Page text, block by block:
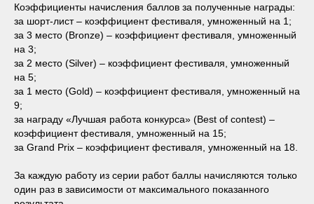
Коэффициенты начисления баллов за полученные награды:
за шорт-лист – коэффициент фестиваля, умноженный на 1;
за 3 место (Bronze) – коэффициент фестиваля, умноженный
на 3;
за 2 место (Silver) – коэффициент фестиваля, умноженный
на 5;
за 1 место (Gold) – коэффициент фестиваля, умноженный на
9;
за награду «Лучшая работа конкурса» (Best of contest) –
коэффициент фестиваля, умноженный на 15;
за Grand Prix – коэффициент фестиваля, умноженный на 18.
За каждую работу из серии работ баллы начисляются только
один раз в зависимости от максимального показанного